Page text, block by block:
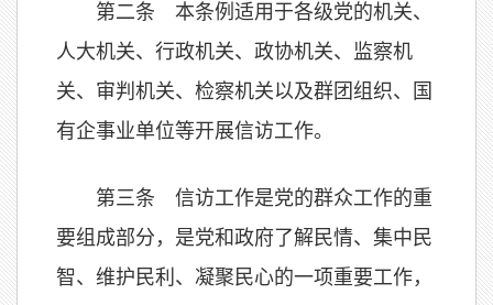
第二条 本条例适用于各级党的机关、
人大机关、行政机关、政协机关、监察机
关、审判机关、检察机关以及群团组织、国
有企事业单位等开展信访工作。
第三条 信访工作是党的群众工作的重
要组成部分，是党和政府了解民情、集中民
智、维护民利、凝聚民心的一项重要工作，